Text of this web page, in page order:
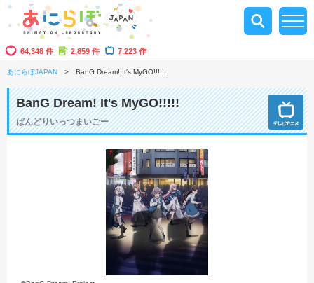
64,348 件 2,859 件 7,223 作
あにらぼJAPAN BanG Dream! It's MyGO!!!!!
BanG Dream! It's MyGO!!!!!
ばんどりいっつまいごー